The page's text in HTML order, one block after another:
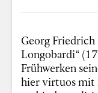
Georg Friedrich
Longobardi“
Frühwerken
hier virtuos mit